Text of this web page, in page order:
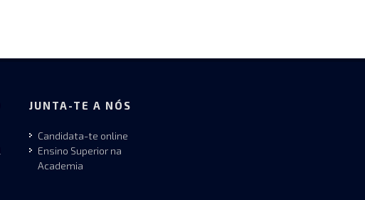
JUNTA-TE A NÓS
Candidata-te online
Ensino Superior na
Academia